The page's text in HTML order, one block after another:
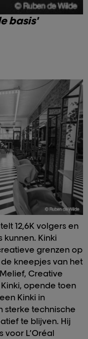
basis'
12,6K volgers en
kunnen. Kinki
grenzen op
kneepjes van het
Creative
opende toen
Kinki in
sterke technische
te blijven. Hij
L’Oréal